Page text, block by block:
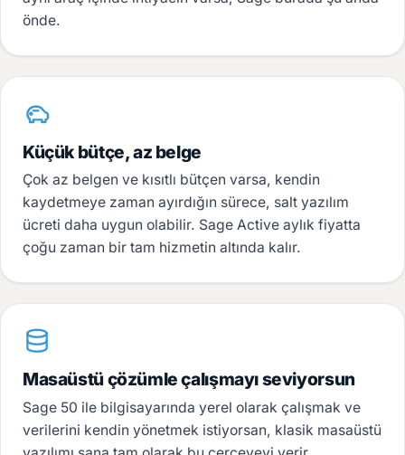
önde.
Küçük bütçe, az belge
Çok az belgen ve kısıtlı bütçen varsa, kendin
kaydetmeye zaman ayırdığın sürece, salt yazılım
ücreti daha uygun olabilir. Sage Active aylık fiyatta
çoğu zaman bir tam hizmetin altında kalır.
Masaüstü çözümle çalışmayı seviyorsun
Sage 50 ile bilgisayarında yerel olarak çalışmak ve
verilerini kendin yönetmek istiyorsan, klasik masaüstü